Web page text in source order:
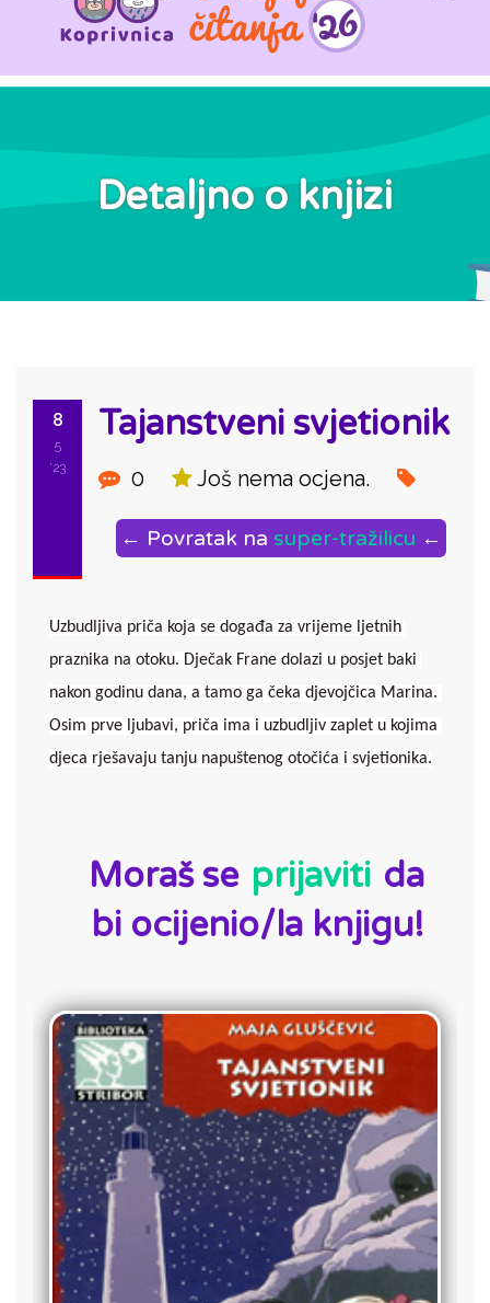
Detaljno o knjizi
8
5
'23
Tajanstveni svjetionik
0 Još nema ocjena.
← Povratak na super-tražilicu ←
Uzbudljiva priča koja se događa za vrijeme ljetnih
praznika na otoku. Dječak Frane dolazi u posjet baki
nakon godinu dana, a tamo ga čeka djevojčica Marina.
Osim prve ljubavi, priča ima i uzbudljiv zaplet u kojima
djeca rješavaju tanju napuštenog otočića i svjetionika.
Moraš se prijaviti da
bi ocijenio/la knjigu!